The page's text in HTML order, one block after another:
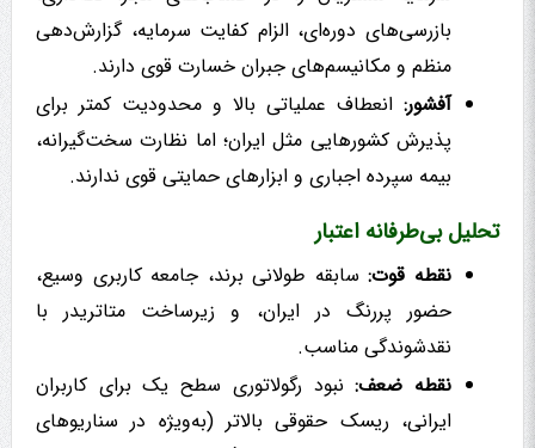
بازرسی‌های دوره‌ای، الزام کفایت سرمایه، گزارش‌دهی
منظم و مکانیسم‌های جبران خسارت قوی دارند.
آفشور:انعطاف عملیاتی بالا و محدودیت کمتر برای
پذیرش کشورهایی مثل ایران؛ اما نظارت سخت‌گیرانه،
بیمه سپرده اجباری و ابزارهای حمایتی قوی ندارند.
تحلیل بی‌طرفانه اعتبار
نقطه قوت:سابقه طولانی برند، جامعه کاربری وسیع،
حضور پررنگ در ایران، و زیرساخت متاتریدر با
نقدشوندگی مناسب.
نقطه ضعف:نبود رگولاتوری سطح یک برای کاربران
ایرانی، ریسک حقوقی بالاتر (به‌ویژه در سناریوهای